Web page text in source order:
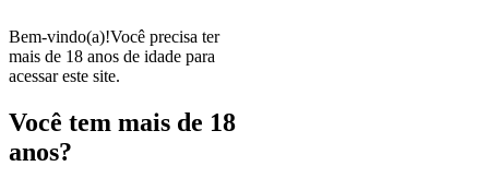
Bem-vindo(a)!Você precisa ter
mais de 18 anos de idade para
acessar este site.
Você tem mais de 18
anos?